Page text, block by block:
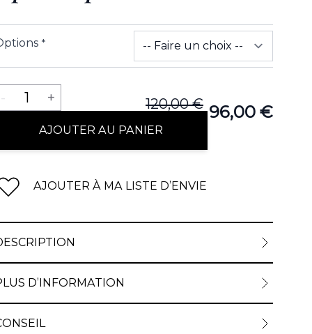
*
120,00 € 96,00 €
- 1 +
AJOUTER AU PANIER
AJOUTER À MA LISTE D’ENVIE
D’INFORMATION